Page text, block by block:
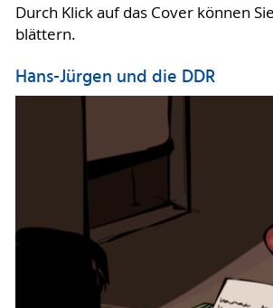
Durch Klick auf das Cover können
blättern.
Hans-Jürgen und die DDR